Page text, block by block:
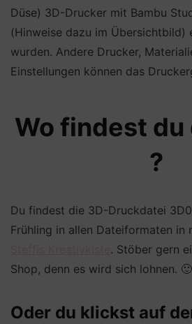
Düse) 3D-Drucker mit Bambu
(Hinweise dazu im
wurden. Andere Drucker,
Einstellungen können das
Wo findest du
?
Du findest die 3D-Druckdatei
Frühling in allen Dateiformaten in
. Stöber gern
Shop, denn es wird sich lohnen. 🙂
Oder du klickst auf